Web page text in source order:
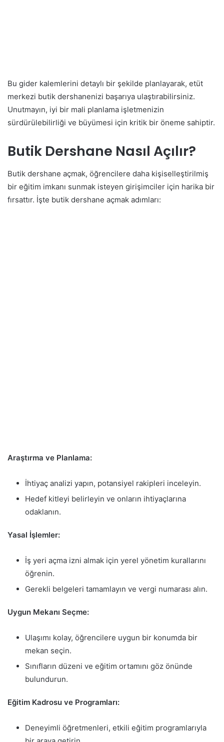
Bu gider kalemlerini detaylı bir şekilde planlayarak, etüt
merkezi butik dershanenizi başarıya ulaştırabilirsiniz.
Unutmayın, iyi bir mali planlama işletmenizin
sürdürülebilirliği ve büyümesi için kritik bir öneme sahiptir.
Butik Dershane Nasıl Açılır?
Butik dershane açmak, öğrencilere daha kişiselleştirilmiş
bir eğitim imkanı sunmak isteyen girişimciler için harika bir
fırsattır. İşte butik dershane açmak adımları:
Araştırma ve Planlama:
İhtiyaç analizi yapın, potansiyel rakipleri inceleyin.
Hedef kitleyi belirleyin ve onların ihtiyaçlarına
odaklanın.
Yasal İşlemler:
İş yeri açma izni almak için yerel yönetim kurallarını
öğrenin.
Gerekli belgeleri tamamlayın ve vergi numarası alın.
Uygun Mekanı Seçme:
Ulaşımı kolay, öğrencilere uygun bir konumda bir
mekan seçin.
Sınıfların düzeni ve eğitim ortamını göz önünde
bulundurun.
Eğitim Kadrosu ve Programları:
Deneyimli öğretmenleri, etkili eğitim programlarıyla